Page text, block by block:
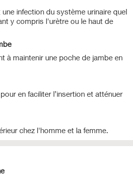
infection du système urinaire quel
y compris l'urètre ou le haut de
à maintenir une poche de jambe en
en faciliter l’insertion et atténuer
chez l'homme et la femme.